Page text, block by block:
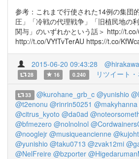
参考：これまで行使された14例の集団
圧」「冷戦の代理戦争」「旧植民地の
関与」のいずれかという話＞ http://
http://t.co/VYfTvTerAU https://t.co/
2015-06-20 09:43:28
28 16 0.240 リツイート
33 @kurohane_grb_c @yunishio
@t2enonu @rinrin50251 @makyhanna
@citrus_kyoto @da0ad
@bfmezero @nolnolnol
@nooglejr @musiqueancienne
@yunishio @taku0713 @zvak12mi
@NelFreire @bzporter